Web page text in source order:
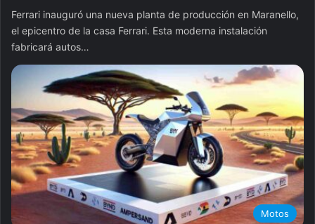
Ferrari inauguró una nueva planta de producción en Maranello,
el epicentro de la casa Ferrari. Esta moderna instalación
fabricará autos…
Motos